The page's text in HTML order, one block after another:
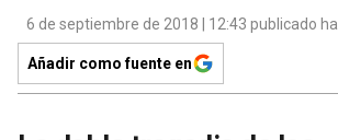
6 de septiembre de 2018 | 12:43 publicado
Añadir como fuente en